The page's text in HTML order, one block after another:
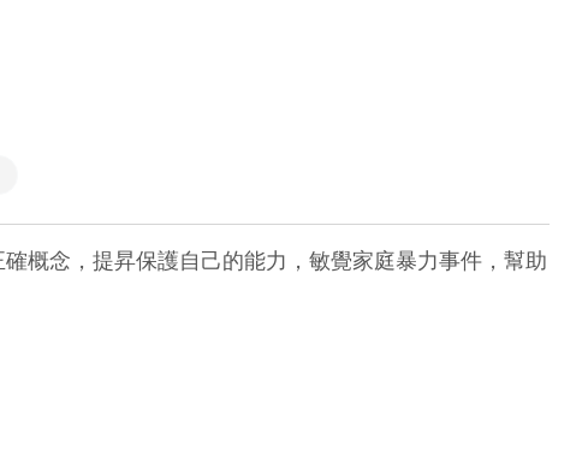
概念，提昇保護自己的能力，敏覺家庭暴力事件，幫助